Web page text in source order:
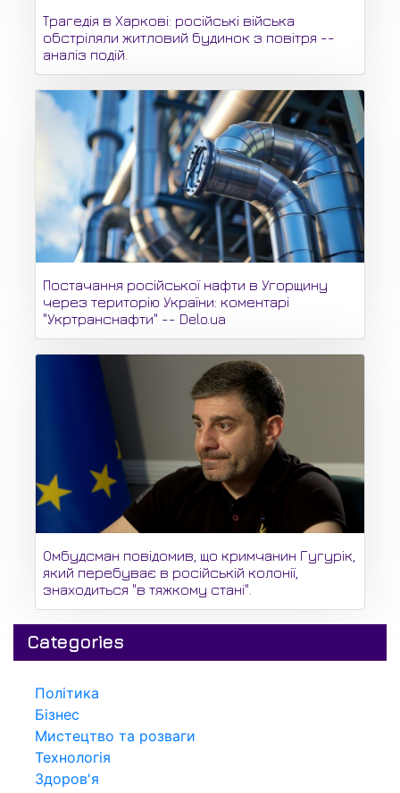
Трагедія в Харкові: російські війська
обстріляли житловий будинок з повітря --
аналіз подій.
Постачання російської нафти в Угорщину
через територію України: коментарі
"Укртранснафти" -- Delo.ua
Омбудсман повідомив, що кримчанин Гугурік,
який перебуває в російській колонії,
знаходиться "в тяжкому стані".
Categories
Політика
Бізнес
Мистецтво та розваги
Технологія
Здоров'я